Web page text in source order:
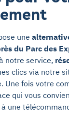
une
du Parc des
notre service,
clics via notre
Une fois votre
qui vous
une